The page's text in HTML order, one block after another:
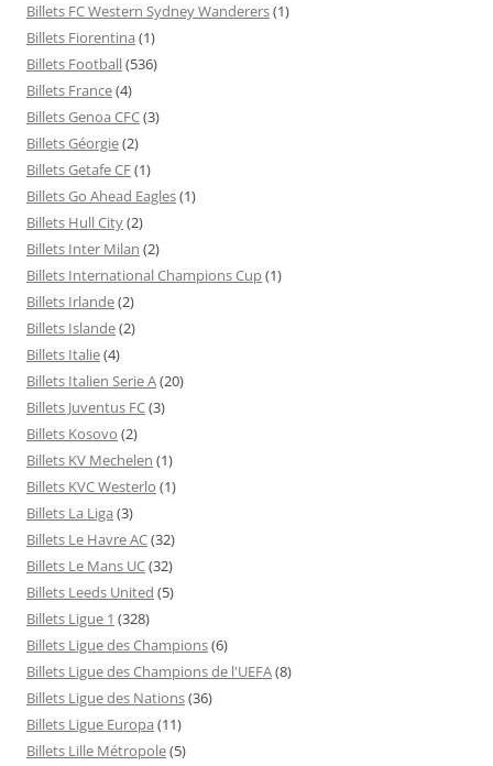
Billets FC Western Sydney Wanderers(1)
Billets Fiorentina (1)
Billets Football(536)
Billets France(4)
Billets Genoa CFC(3)
Billets Géorgie(2)
Billets Getafe CF(1)
Billets Go Ahead Eagles(1)
Billets Hull City(2)
Billets Inter Milan (2)
Billets International Champions Cup(1)
Billets Irlande(2)
Billets Islande(2)
Billets Italie(4)
Billets Italien Serie A(20)
Billets Juventus FC(3)
Billets Kosovo (2)
Billets KV Mechelen (1)
Billets KVC Westerlo (1)
Billets La Liga (3)
Billets Le Havre AC(32)
Billets Le Mans UC(32)
Billets Leeds United (5)
Billets Ligue 1 (328)
Billets Ligue des Champions(6)
Billets Ligue des Champions de l'UEFA(8)
Billets Ligue des Nations(36)
Billets Ligue Europa (11)
Billets Lille Métropole(5)